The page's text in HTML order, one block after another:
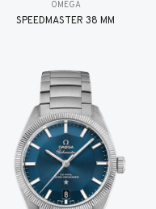
OMEGA
SPEEDMASTER 38 MM